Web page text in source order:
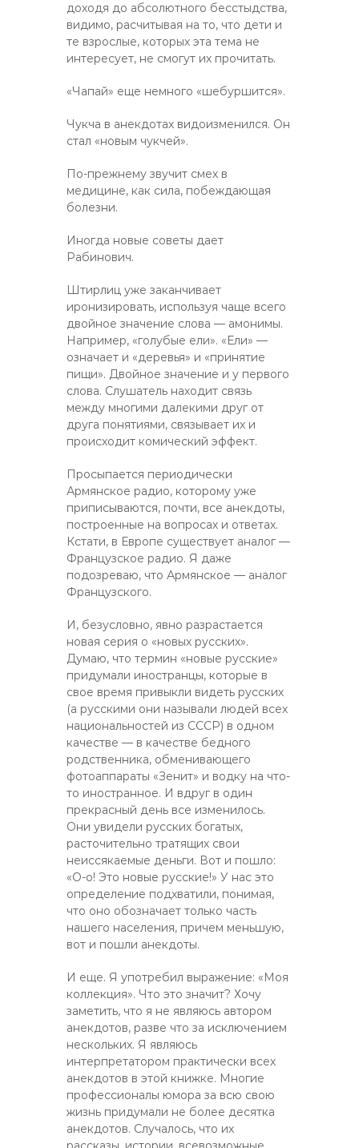
доходя до абсолютного бесстыдства,
видимо, расчитывая на то, что дети и
те взрослые, которых эта тема не
интересует, не смогут их прочитать.
«Чапай» еще немного «шебуршится».
Чукча в анекдотах видоизменился. Он
стал «новым чукчей».
По-прежнему звучит смех в
медицине, как сила, побеждающая
болезни.
Иногда новые советы дает
Рабинович.
Штирлиц уже заканчивает
иронизировать, используя чаще всего
двойное значение слова — амонимы.
Например, «голубые ели». «Ели» —
означает и «деревья» и «принятие
пищи». Двойное значение и у первого
слова. Слушатель находит связь
между многими далекими друг от
друга понятиями, связывает их и
происходит комический эффект.
Просыпается периодически
Армянское радио, которому уже
приписываются, почти, все анекдоты,
построенные на вопросах и ответах.
Кстати, в Европе существует аналог —
Французское радио. Я даже
подозреваю, что Армянское — аналог
Французского.
И, безусловно, явно разрастается
новая серия о «новых русских».
Думаю, что термин «новые русские»
придумали иностранцы, которые в
свое время привыкли видеть русских
(а русскими они называли людей всех
национальностей из СССР) в одном
качестве — в качестве бедного
родственника, обменивающего
фотоаппараты «Зенит» и водку на что-
то иностранное. И вдруг в один
прекрасный день все изменилось.
Они увидели русских богатых,
расточительно тратящих свои
неиссякаемые деньги. Вот и пошло:
«О-о! Это новые русские!» У нас это
определение подхватили, понимая,
что оно обозначает только часть
нашего населения, причем меньшую,
вот и пошли анекдоты.
И еще. Я употребил выражение: «Моя
коллекция». Что это значит? Хочу
заметить, что я не являюсь автором
анекдотов, разве что за исключением
нескольких. Я являюсь
интерпретатором практически всех
анекдотов в этой книжке. Многие
профессионалы юмора за всю свою
жизнь придумали не более десятка
анекдотов. Случалось, что их